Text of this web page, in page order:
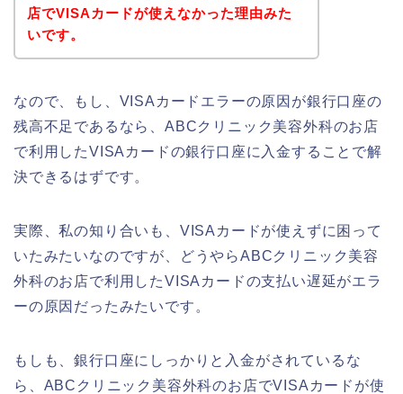
店でVISAカードが使えなかった理由みた
いです。
なので、もし、VISAカードエラーの原因が銀行口座の
残高不足であるなら、ABCクリニック美容外科のお店
で利用したVISAカードの銀行口座に入金することで解
決できるはずです。
実際、私の知り合いも、VISAカードが使えずに困って
いたみたいなのですが、どうやらABCクリニック美容
外科のお店で利用したVISAカードの支払い遅延がエラ
ーの原因だったみたいです。
もしも、銀行口座にしっかりと入金がされているな
ら、ABCクリニック美容外科のお店でVISAカードが使